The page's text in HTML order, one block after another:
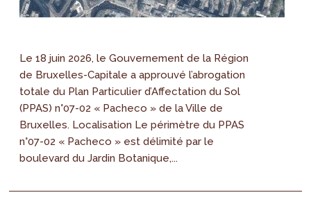
Le 18 juin 2026, le Gouvernement de la Région
de Bruxelles-Capitale a approuvé l’abrogation
totale du Plan Particulier d’Affectation du Sol
(PPAS) n°07-02 « Pacheco » de la Ville de
Bruxelles. Localisation Le périmètre du PPAS
n°07-02 « Pacheco » est délimité par le
boulevard du Jardin Botanique,...